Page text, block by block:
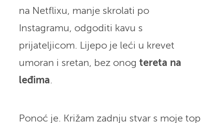
na Netflixu, manje skrolati po
Instagramu, odgoditi kavu s
prijateljicom. Lijepo je leći u krevet
umoran i sretan, bez onog tereta na
leđima.
Ponoć je. Križam zadnju stvar s moje top